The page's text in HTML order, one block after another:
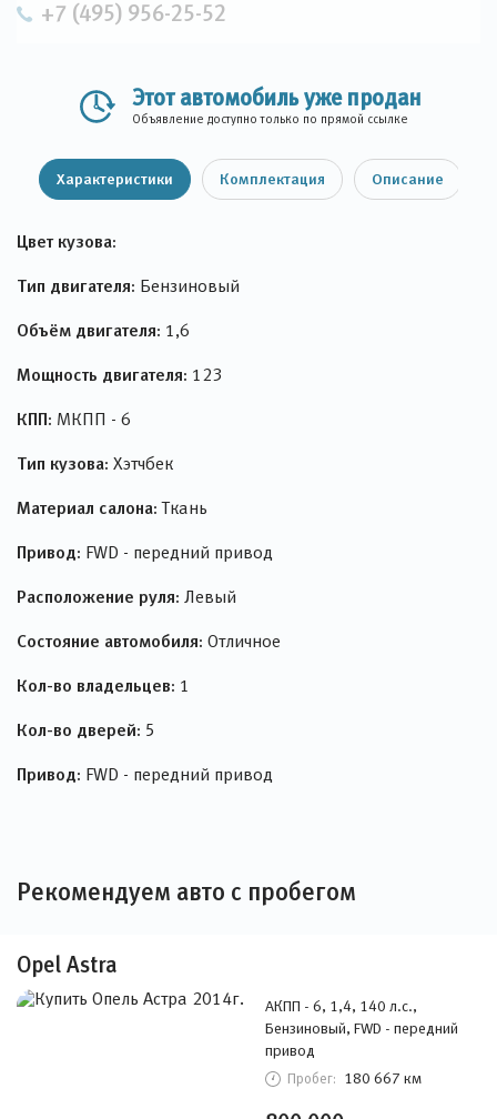
+7 (495) 956-25-52
Этот автомобиль уже продан
Объявление доступно только по прямой ссылке
Характеристики Комплектация Описание
Цвет кузова:
Тип двигателя: Бензиновый
Объём двигателя: 1,6
Мощность двигателя: 123
КПП: МКПП - 6
Тип кузова: Хэтчбек
Материал салона: Ткань
Привод: FWD - передний привод
Расположение руля: Левый
Состояние автомобиля: Отличное
Кол-во владельцев: 1
Кол-во дверей: 5
Привод: FWD - передний привод
Рекомендуем авто с пробегом
Opel Astra
АКПП - 6, 1,4, 140 л.с.,
Бензиновый, FWD - передний
привод
Пробег: 180 667 км